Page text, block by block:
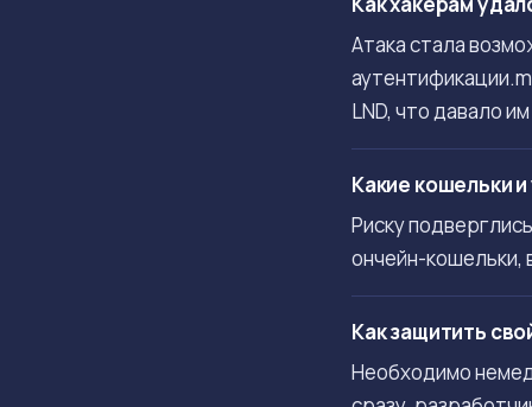
Атака стала
LND, что давало
Какие кошельки
Риску
ончейн-кошельки,
Как защитить
Необходимо